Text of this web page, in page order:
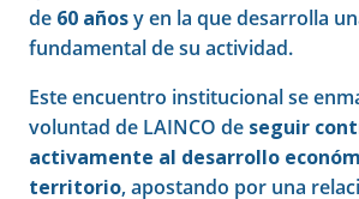
de 60 añosy en la que desarrolla
fundamental de su actividad.
Este encuentro institucional se
voluntad de LAINCO de seguir
activamente al desarrollo
territorio, apostando por una